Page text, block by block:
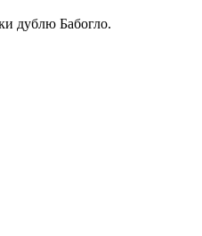
дублю Бабогло.